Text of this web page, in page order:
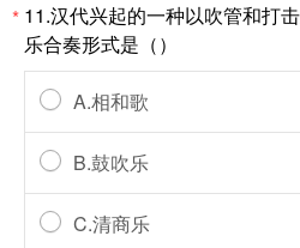
* 11.汉代兴起的一种以吹管和打
乐合奏形式是（）
A.相和歌
B.鼓吹乐
C.清商乐